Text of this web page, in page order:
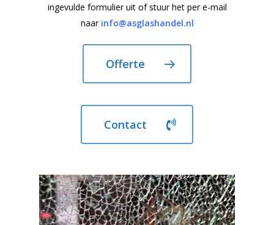
ingevulde formulier uit of stuur het per e-mail
naar info@asglashandel.nl
Offerte
Contact